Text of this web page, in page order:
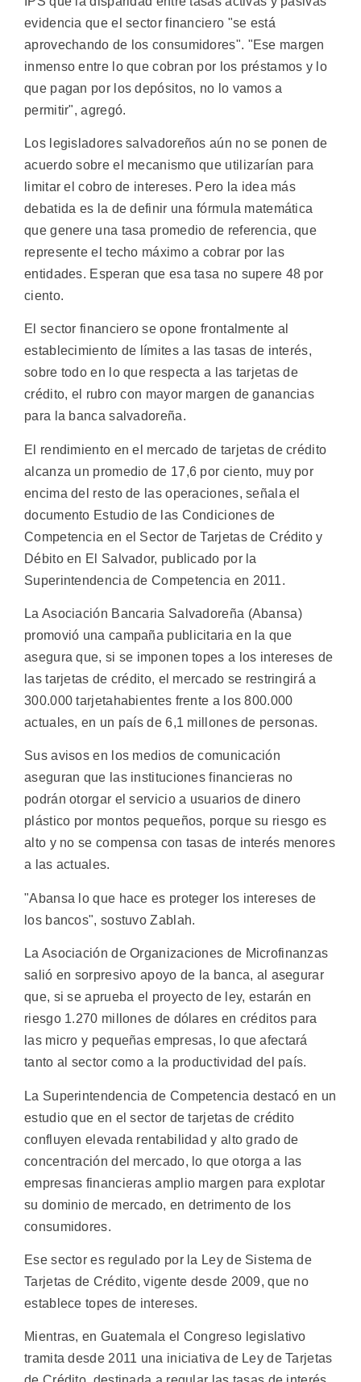
evidencia que el sector financiero "se está
aprovechando de los consumidores". "Ese margen
inmenso entre lo que cobran por los préstamos y lo
que pagan por los depósitos, no lo vamos a
permitir", agregó.
Los legisladores salvadoreños aún no se ponen de
acuerdo sobre el mecanismo que utilizarían para
limitar el cobro de intereses. Pero la idea más
debatida es la de definir una fórmula matemática
que genere una tasa promedio de referencia, que
represente el techo máximo a cobrar por las
entidades. Esperan que esa tasa no supere 48 por
ciento.
El sector financiero se opone frontalmente al
establecimiento de límites a las tasas de interés,
sobre todo en lo que respecta a las tarjetas de
crédito, el rubro con mayor margen de ganancias
para la banca salvadoreña.
El rendimiento en el mercado de tarjetas de crédito
alcanza un promedio de 17,6 por ciento, muy por
encima del resto de las operaciones, señala el
documento Estudio de las Condiciones de
Competencia en el Sector de Tarjetas de Crédito y
Débito en El Salvador, publicado por la
Superintendencia de Competencia en 2011.
La Asociación Bancaria Salvadoreña (Abansa)
promovió una campaña publicitaria en la que
asegura que, si se imponen topes a los intereses de
las tarjetas de crédito, el mercado se restringirá a
300.000 tarjetahabientes frente a los 800.000
actuales, en un país de 6,1 millones de personas.
Sus avisos en los medios de comunicación
aseguran que las instituciones financieras no
podrán otorgar el servicio a usuarios de dinero
plástico por montos pequeños, porque su riesgo es
alto y no se compensa con tasas de interés menores
a las actuales.
"Abansa lo que hace es proteger los intereses de
los bancos", sostuvo Zablah.
La Asociación de Organizaciones de Microfinanzas
salió en sorpresivo apoyo de la banca, al asegurar
que, si se aprueba el proyecto de ley, estarán en
riesgo 1.270 millones de dólares en créditos para
las micro y pequeñas empresas, lo que afectará
tanto al sector como a la productividad del país.
La Superintendencia de Competencia destacó en un
estudio que en el sector de tarjetas de crédito
confluyen elevada rentabilidad y alto grado de
concentración del mercado, lo que otorga a las
empresas financieras amplio margen para explotar
su dominio de mercado, en detrimento de los
consumidores.
Ese sector es regulado por la Ley de Sistema de
Tarjetas de Crédito, vigente desde 2009, que no
establece topes de intereses.
Mientras, en Guatemala el Congreso legislativo
tramita desde 2011 una iniciativa de Ley de Tarjetas